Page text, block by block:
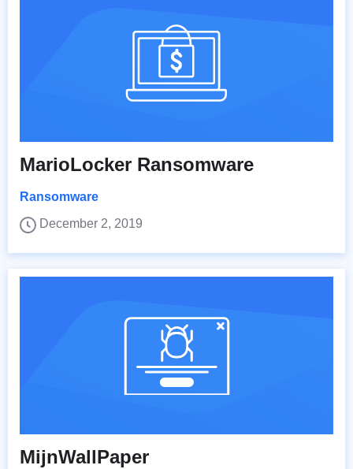
MarioLocker Ransomware
Ransomware
December 2, 2019
MijnWallPaper